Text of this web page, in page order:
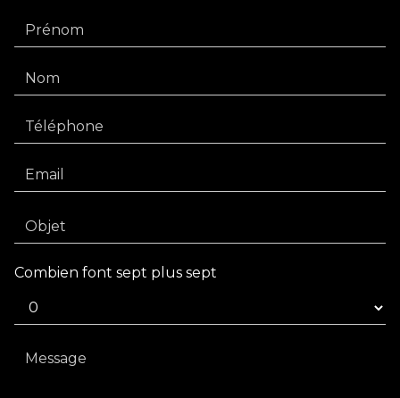
Combien font sept plus sept